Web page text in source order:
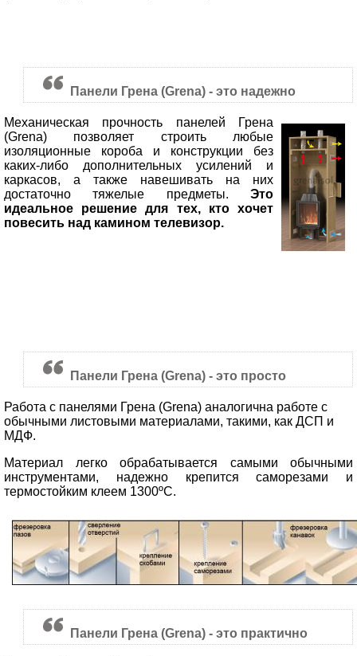
Панели Грена (Grena) - это надежно
Механическая прочность панелей Грена
(Grena) позволяет строить любые
изоляционные короба и конструкции без
каких-либо дополнительных усилений и
каркасов, а также навешивать на них
достаточно тяжелые предметы. Это
идеальное решение для тех, кто хочет
повесить над камином телевизор.
Панели Грена (Grena) - это просто
Работа с панелями Грена (Grena) аналогична работе с
обычными листовыми материалами, такими, как ДСП и
МДФ.
Материал легко обрабатывается самыми обычными
инструментами, надежно крепится саморезами и
термостойким клеем 1300ºС.
Панели Грена (Grena) - это практично